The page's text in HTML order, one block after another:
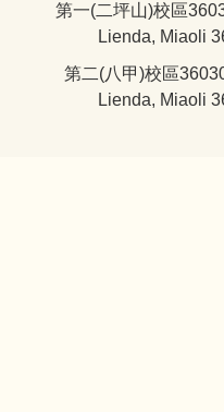
第一(二坪山)校區
Lienda, Miaoli
第二(八甲)校區
Lienda, Miaoli